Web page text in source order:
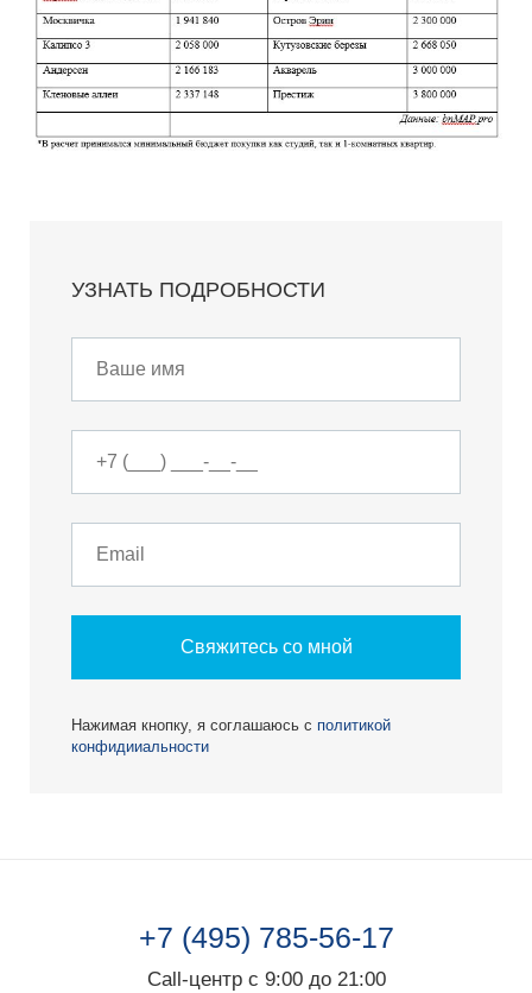
УЗНАТЬ ПОДРОБНОСТИ
Свяжитесь со мной
Нажимая кнопку, я соглашаюсь с политикой
конфидииальности
+7 (495) 785-56-17
Call-центр с 9:00 до 21:00